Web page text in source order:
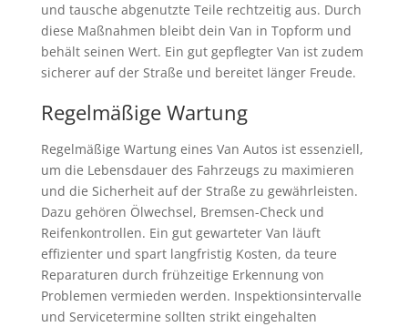
und tausche abgenutzte Teile rechtzeitig aus. Durch
diese Maßnahmen bleibt dein Van in Topform und
behält seinen Wert. Ein gut gepflegter Van ist zudem
sicherer auf der Straße und bereitet länger Freude.
Regelmäßige Wartung
Regelmäßige Wartung eines Van Autos ist essenziell,
um die Lebensdauer des Fahrzeugs zu maximieren
und die Sicherheit auf der Straße zu gewährleisten.
Dazu gehören Ölwechsel, Bremsen-Check und
Reifenkontrollen. Ein gut gewarteter Van läuft
effizienter und spart langfristig Kosten, da teure
Reparaturen durch frühzeitige Erkennung von
Problemen vermieden werden. Inspektionsintervalle
und Servicetermine sollten strikt eingehalten